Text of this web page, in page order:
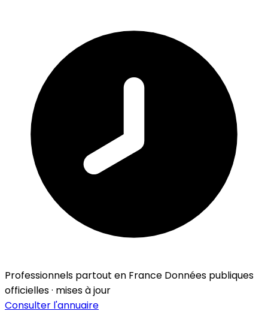
Professionnels partout en France Données publiques
officielles · mises à jour
Consulter l'annuaire